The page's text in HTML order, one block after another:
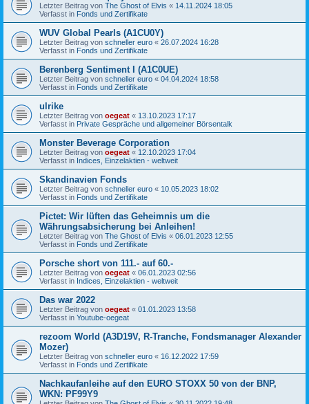
Letzter Beitrag von The Ghost of Elvis « 14.11.2024 18:05
Verfasst in Fonds und Zertifikate
WUV Global Pearls (A1CU0Y)
Letzter Beitrag von schneller euro « 26.07.2024 16:28
Verfasst in Fonds und Zertifikate
Berenberg Sentiment I (A1C0UE)
Letzter Beitrag von schneller euro « 04.04.2024 18:58
Verfasst in Fonds und Zertifikate
ulrike
Letzter Beitrag von oegeat « 13.10.2023 17:17
Verfasst in Private Gespräche und allgemeiner Börsentalk
Monster Beverage Corporation
Letzter Beitrag von oegeat « 12.10.2023 17:04
Verfasst in Indices, Einzelaktien - weltweit
Skandinavien Fonds
Letzter Beitrag von schneller euro « 10.05.2023 18:02
Verfasst in Fonds und Zertifikate
Pictet: Wir lüften das Geheimnis um die
Währungsabsicherung bei Anleihen!
Letzter Beitrag von The Ghost of Elvis « 06.01.2023 12:55
Verfasst in Fonds und Zertifikate
Porsche short von 111.- auf 60.-
Letzter Beitrag von oegeat « 06.01.2023 02:56
Verfasst in Indices, Einzelaktien - weltweit
Das war 2022
Letzter Beitrag von oegeat « 01.01.2023 13:58
Verfasst in Youtube-oegeat
rezoom World (A3D19V, R-Tranche, Fondsmanager Alexander
Mozer)
Letzter Beitrag von schneller euro « 16.12.2022 17:59
Verfasst in Fonds und Zertifikate
Nachkaufanleihe auf den EURO STOXX 50 von der BNP,
WKN: PF99Y9